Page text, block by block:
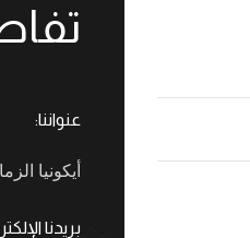
عنواننا:
أيكونيا الزمالك - 16 شارع محمد
بريدنا